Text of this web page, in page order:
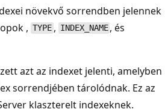
növekvő sorrendben jelennek
,TYPE, INDEX_NAME , és
azt az indexet jelenti, amelyben
sorrendjében tárolódnak. Ez az
klaszterelt indexeknek.